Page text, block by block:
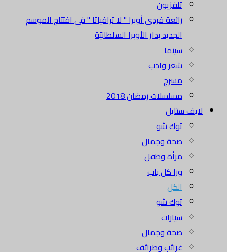
تلفزيون
رائعة فردي أوبرا " لا ترافياتا " في افتتاح الموسم
الجديد بدار الأوبرا السلطانيّة
سينما
شعر وادب
مسرح
مسلسلات رمضان 2018
لايف ستايل
توك شو
صحة وجمال
مرأة وطفل
ورا كل باب
الكل
توك شو
سيارات
صحة وجمال
غرائب وطرائف